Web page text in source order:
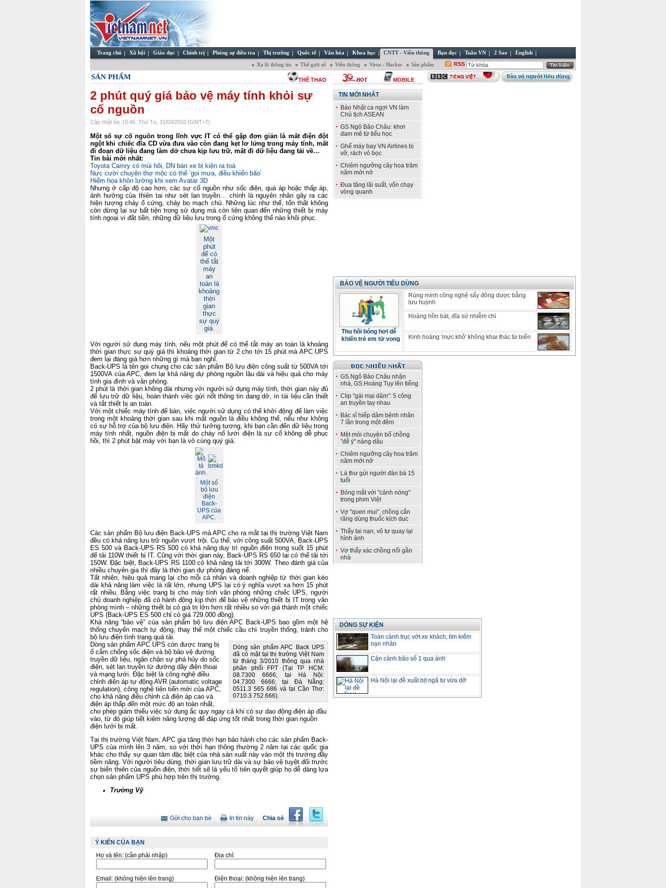
Trang chủ Xã hội Giáo dục Chính trị Phóng sự điều tra Thị trường Quốc tế Văn hóa Khoa học CNTT - Viễn thông Bạn đọc Tuần VN 2 Sao English
Xa lộ thông tin Thế giới số Viễn thông Virus - Hacker Sản phẩm RSS
SẢN PHẨM THỂ THAO MOBILE
2 phút quý giá bảo vệ máy tính khỏi sự
cố nguồn
Cập nhật lúc 10:46, Thứ Tư, 31/03/2010 (GMT+7)
Một số sự cố nguồn trong lĩnh vực IT có thể gặp đơn giản là mất điện đột
ngột khi chiếc đĩa CD vừa đưa vào còn đang kẹt lơ lửng trong máy tính, mất
đi đoạn dữ liệu đang làm dở chưa kịp lưu trữ, mất đi dữ liệu đang tải về…
Tin bài mới nhất:
Toyota Camry có mùi hôi, DN bán xe bị kiện ra toà
Nực cười chuyện thợ mộc có thể ’gọi mưa, điều khiển bão’
Hiểm họa khôn lường khi xem Avatar 3D
Nhưng ở cấp độ cao hơn, các sự cố nguồn như sốc điện, quá áp hoặc thấp áp,
ảnh hưởng của thiên tai như sét lan truyền… chính là nguyên nhân gây ra các
hiện tượng cháy ổ cứng, cháy bo mạch chủ. Những lúc như thế, tổn thất không
còn dừng lại sự bất tiện trong sử dụng mà còn liên quan đến những thiết bị máy
tính ngoại vi đắt tiền, những dữ liệu lưu trong ổ cứng không thể nào khôi phục.
Một
phút
để có
thể tắt
máy
an
toàn là
khoảng
thời
gian
thực
sự quý
giá.
Với người sử dụng máy tính, nếu một phút để có thể tắt máy an toàn là khoảng
thời gian thực sự quý giá thì khoảng thời gian từ 2 cho tới 15 phút mà APC UPS
đem lại đáng giá hơn những gì mà bạn nghĩ.
Back-UPS là tên gọi chung cho các sản phẩm Bộ lưu điện công suất từ 500VA tới
1500VA của APC, đem lại khả năng dự phòng nguồn lâu dài và hiệu quả cho máy
tính gia đình và văn phòng.
2 phút là thời gian không dài nhưng với người sử dụng máy tính, thời gian này đủ
để lưu trữ dữ liệu, hoàn thành việc gửi nốt thông tin dang dở, in tài liệu cần thiết
và tắt thiết bị an toàn.
Với một chiếc máy tính để bàn, việc người sử dụng có thể khởi động để làm việc
trong một khoảng thời gian sau khi mất nguồn là điều không thể, nếu như không
có sự hỗ trợ của bộ lưu điện. Hãy thử tưởng tượng, khi bạn cần đến dữ liệu trong
máy tính nhất, nguồn điện bị mất do cháy nổ lưới điện là sự cố không dễ phục
hồi, thì 2 phút bật máy với bạn là vô cùng quý giá.
Một số
bộ lưu
điện
Back-
UPS của
APC.
Các sản phẩm Bộ lưu điện Back-UPS mà APC cho ra mắt tại thị trường Việt Nam
đều có khả năng lưu trữ nguồn vượt trội. Cụ thể, với công suất 500VA, Back-UPS
ES 500 và Back-UPS RS 500 có khả năng duy trì nguồn điện trong suốt 15 phút
để tải 110W thiết bị IT. Cũng với thời gian này, Back-UPS RS 650 lại có thể tải tới
150W. Đặc biệt, Back-UPS RS 1100 có khả năng tải tới 300W. Theo đánh giá của
nhiều chuyên gia thì đây là thời gian dự phòng đáng nể.
Tất nhiên, hiệu quả mang lại cho mỗi cá nhân và doanh nghiệp từ thời gian kéo
dài khả năng làm việc là rất lớn, nhưng UPS lại có ý nghĩa vượt xa hơn 15 phút
rất nhiều. Bằng việc trang bị cho máy tính văn phòng những chiếc UPS, người
chủ doanh nghiệp đã có hành động kịp thời để bảo vệ những thiết bị IT trong văn
phòng mình – những thiết bị có giá trị lớn hơn rất nhiều so với giá thành một chiếc
UPS (Back-UPS ES 500 chỉ có giá 729.000 đồng).
Khả năng “bảo vệ” của sản phẩm bộ lưu điện APC Back-UPS bao gồm một hệ
thống chuyển mạch tự động, thay thế một chiếc cầu chì truyền thống, tránh cho
bộ lưu điện tình trạng quá tải.
Dòng sản phẩm APC Back UPS
đã có mặt tại thị trường Việt Nam
từ tháng 3/2010 thông qua nhà
phân phối FPT (Tại TP HCM:
08.7300 6666; tại Hà Nội:
04.7300 6666; tại Đà Nẵng:
0511.3 565 686 và tại Cần Thơ:
0710.3.752.666).
Dòng sản phẩm APC UPS còn được trang bị
ổ cắm chống sốc điện và bộ bảo vệ đường
truyền dữ liệu, ngăn chặn sự phá hủy do sốc
điện, sét lan truyền từ đường dây điện thoại
và mạng lưới. Đặc biệt là công nghệ điều
chỉnh điện áp tự động AVR (automatic voltage
regulation), công nghệ tiên tiến mới của APC,
cho khả năng điều chỉnh cả điện áp cao và
điện áp thấp đến một mức độ an toàn nhất,
cho phép giảm thiểu việc sử dụng ắc quy ngay cả khi có sự dao động điện áp đầu
vào, từ đó giúp tiết kiệm năng lượng để đáp ứng tốt nhất trong thời gian nguồn
điện lưới bị mất.
Tại thị trường Việt Nam, APC gia tăng thời hạn bảo hành cho các sản phẩm Back-
UPS của mình lên 3 năm, so với thời hạn thông thường 2 năm tại các quốc gia
khác cho thấy sự quan tâm đặc biệt của nhà sản xuất này vào một thị trường đầy
tiềm năng. Với người tiêu dùng, thời gian lưu trữ dài và sự bảo vệ tuyệt đối trước
sự biến thiên của nguồn điện, thời tiết sẽ là yếu tố tiên quyết giúp họ dễ dàng lựa
chọn sản phẩm UPS phù hợp trên thị trường.
Trường Vỹ
Chia sẻ
In tin này
Gửi cho bạn bè
Ý KIẾN CỦA BẠN
Họ và tên: (cần phải nhập) Địa chỉ:
Email: (không hiện lên trang) Điện thoại: (không hiện lên trang)
TIN MỚI NHẤT
Báo Nhật ca ngợi VN làm
Chủ tịch ASEAN
GS Ngô Bảo Châu: khơi
đam mê từ tiểu học
Ghế máy bay VN Airlines bị
vỡ, rách vỏ bọc
Chiêm ngưỡng cây hoa trăm
năm mới nở
Đua tăng lãi suất, vốn chạy
vòng quanh
BẢO VỆ NGƯỜI TIÊU DÙNG
Thu hồi bóng hơi dễ
khiến trẻ em tử vong
Rùng mình công nghệ sấy đông dược bằng
lưu huỳnh
Hoảng hồn bát, đĩa sứ nhiễm chì
Kinh hoàng 'mực khô' không khai thác từ biển
GS.Ngô Bảo Châu nhận
nhà, GS.Hoàng Tụy lên tiếng
Clip "gái mại dâm": 5 công
an truyền tay nhau
Bác sĩ hiếp dâm bệnh nhân
7 lần trong một đêm
Mệt mỏi chuyện bố chồng
"để ý" nàng dâu
Chiêm ngưỡng cây hoa trăm
năm mới nở
Lá thư gửi người đàn bà 15
tuổi
Bỏng mắt với "cảnh nóng"
trong phim Việt
Vợ "quen mui", chồng cắn
răng dùng thuốc kích dục
Thấy tai nạn, vô tư quay lại
hình ảnh
Vợ thấy xác chồng nổi gần
nhà
DÒNG SỰ KIỆN
Toàn cảnh trục vớt xe khách, tìm kiếm
nạn nhân
Cận cảnh bão số 1 qua ảnh
Hà Nội lại đề xuất bịt ngã tư vừa dỡ